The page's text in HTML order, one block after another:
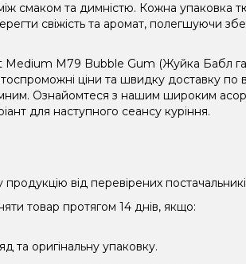
смаком та димністю. Кожна упаковка
свіжість та аромат, полегшуючи
M79 Bubble Gum (Жуйка Бабл
ціни та швидку доставку по
Ознайомтеся з нашим широким
для наступного сеансу куріння.
від перевірених
товар протягом 14 днів, якщо:
та оригінальну упаковку.